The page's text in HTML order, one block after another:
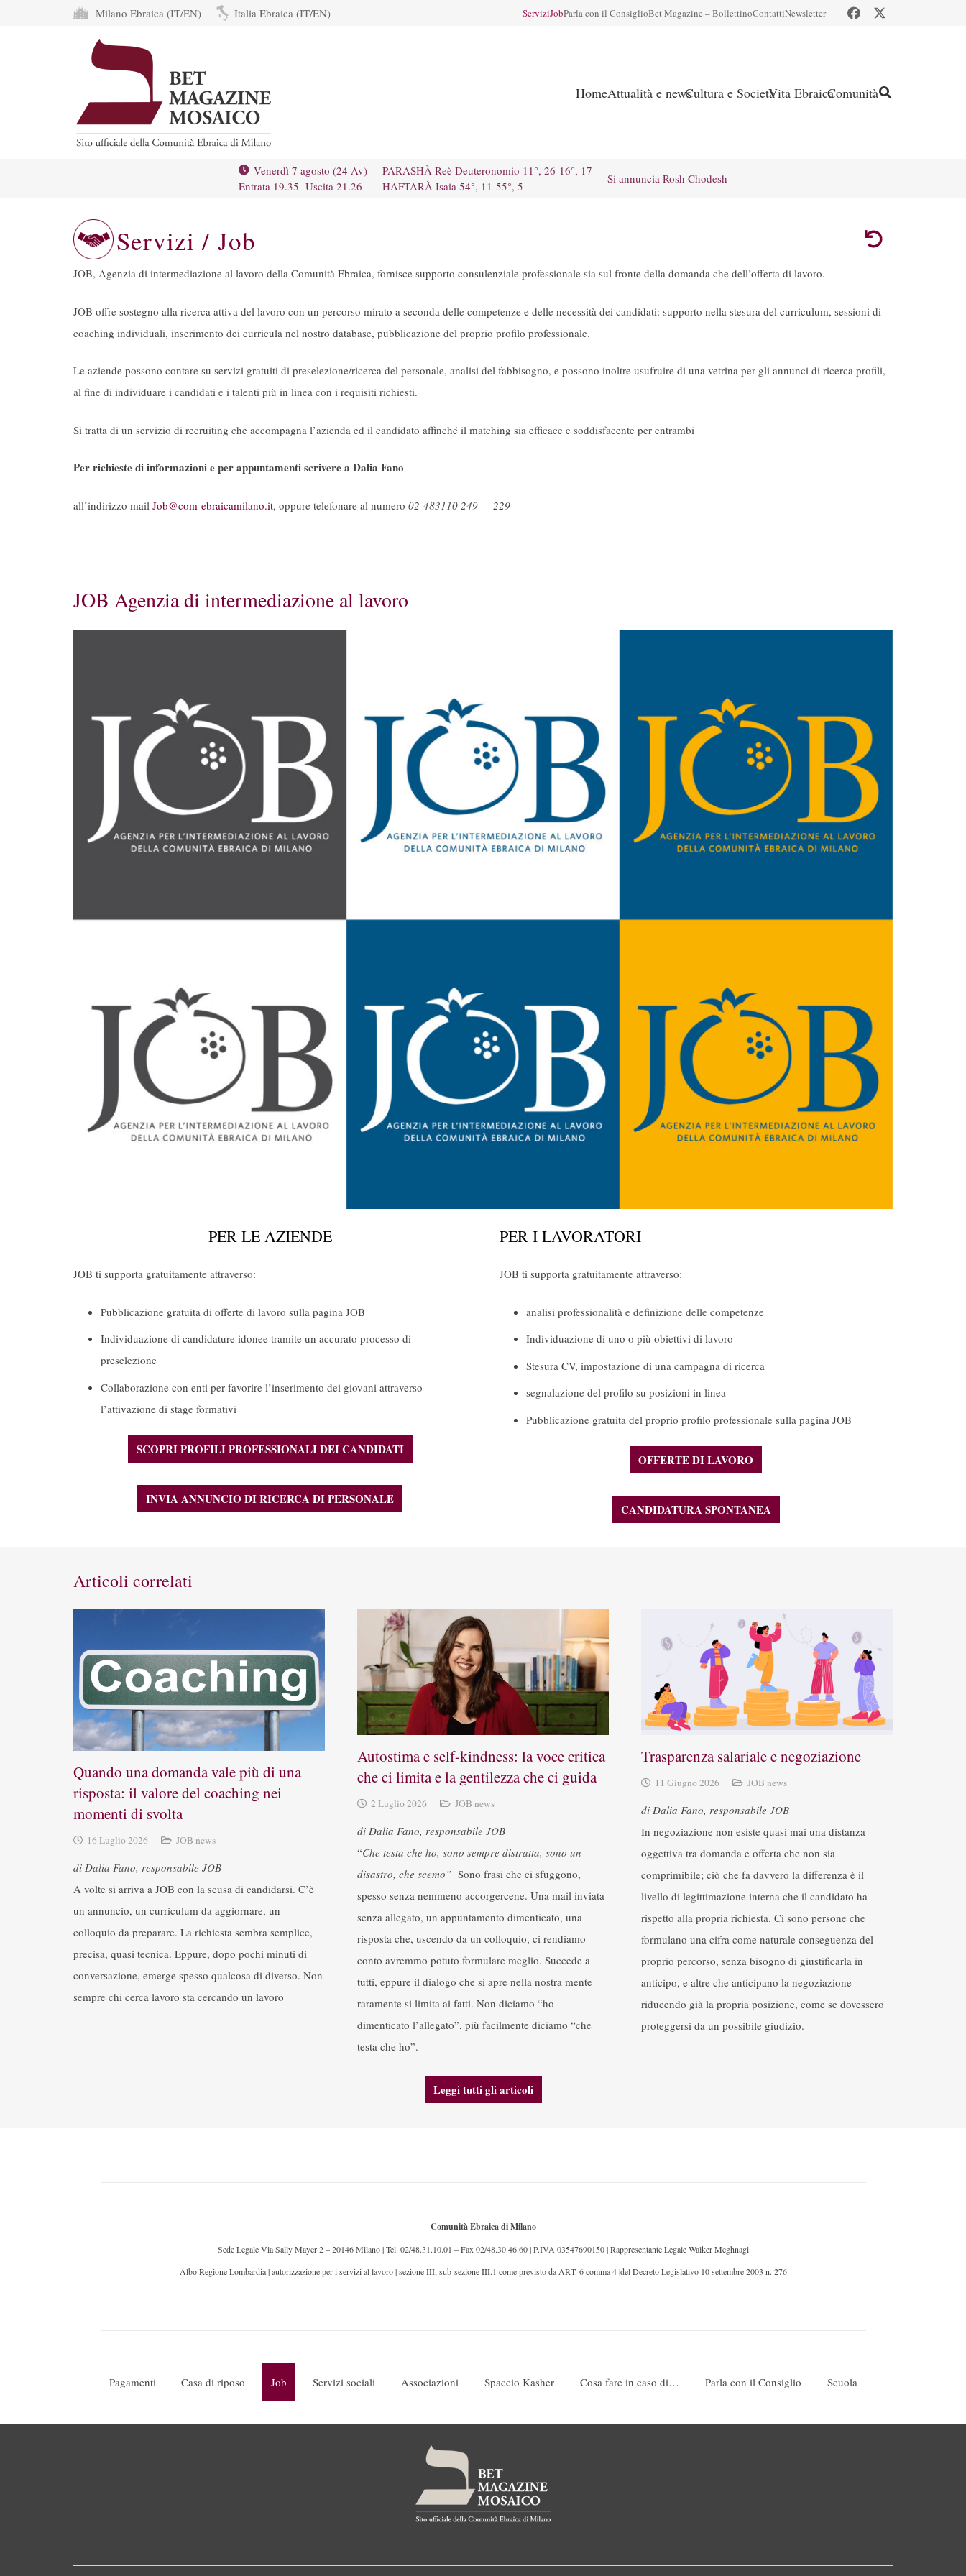
Milano Ebraica (IT/EN) Italia Ebraica (IT/EN) ServiziJobParla con il ConsiglioBet Magazine – BollettinoContattiNewsletter
HomeAttualità e newsCultura e SocietàVita EbraicaComunità
Venerdì 7 agosto (24 Av)
Entrata 19.35- Uscita 21.26
PARASHÀ Reè Deuteronomio 11°, 26-16°, 17
HAFTARÀ Isaia 54°, 11-55°, 5
Si annuncia Rosh Chodesh
Servizi / Job
JOB, Agenzia di intermediazione al lavoro della Comunità Ebraica, fornisce supporto consulenziale professionale sia sul fronte della domanda che dell’offerta di lavoro.
JOB offre sostegno alla ricerca attiva del lavoro con un percorso mirato a seconda delle competenze e delle necessità dei candidati: supporto nella stesura del curriculum, sessioni di
coaching individuali, inserimento dei curricula nel nostro database, pubblicazione del proprio profilo professionale.
Le aziende possono contare su servizi gratuiti di preselezione/ricerca del personale, analisi del fabbisogno, e possono inoltre usufruire di una vetrina per gli annunci di ricerca profili,
al fine di individuare i candidati e i talenti più in linea con i requisiti richiesti.
Si tratta di un servizio di recruiting che accompagna l’azienda ed il candidato affinché il matching sia efficace e soddisfacente per entrambi
Per richieste di informazioni e per appuntamenti scrivere a Dalia Fano
all’indirizzo mail Job@com-ebraicamilano.it, oppure telefonare al numero 02-483110 249 – 229
JOB Agenzia di intermediazione al lavoro
PER LE AZIENDE
JOB ti supporta gratuitamente attraverso:
Pubblicazione gratuita di offerte di lavoro sulla pagina JOB
Individuazione di candidature idonee tramite un accurato processo di
preselezione
Collaborazione con enti per favorire l’inserimento dei giovani attraverso
l’attivazione di stage formativi
SCOPRI PROFILI PROFESSIONALI DEI CANDIDATI
INVIA ANNUNCIO DI RICERCA DI PERSONALE
PER I LAVORATORI
JOB ti supporta gratuitamente attraverso:
analisi professionalità e definizione delle competenze
Individuazione di uno o più obiettivi di lavoro
Stesura CV, impostazione di una campagna di ricerca
segnalazione del profilo su posizioni in linea
Pubblicazione gratuita del proprio profilo professionale sulla pagina JOB
OFFERTE DI LAVORO
CANDIDATURA SPONTANEA
Articoli correlati
Quando una domanda vale più di una
risposta: il valore del coaching nei
momenti di svolta
16 Luglio 2026 JOB news
di Dalia Fano, responsabile JOB
A volte si arriva a JOB con la scusa di candidarsi. C’è
un annuncio, un curriculum da aggiornare, un
colloquio da preparare. La richiesta sembra semplice,
precisa, quasi tecnica. Eppure, dopo pochi minuti di
conversazione, emerge spesso qualcosa di diverso. Non
sempre chi cerca lavoro sta cercando un lavoro
Autostima e self-kindness: la voce critica
che ci limita e la gentilezza che ci guida
2 Luglio 2026 JOB news
di Dalia Fano, responsabile JOB
“Che testa che ho, sono sempre distratta, sono un
disastro, che scemo” Sono frasi che ci sfuggono,
spesso senza nemmeno accorgercene. Una mail inviata
senza allegato, un appuntamento dimenticato, una
risposta che, uscendo da un colloquio, ci rendiamo
conto avremmo potuto formulare meglio. Succede a
tutti, eppure il dialogo che si apre nella nostra mente
raramente si limita ai fatti. Non diciamo “ho
dimenticato l’allegato”, più facilmente diciamo “che
testa che ho”.
Trasparenza salariale e negoziazione
11 Giugno 2026 JOB news
di Dalia Fano, responsabile JOB
In negoziazione non esiste quasi mai una distanza
oggettiva tra domanda e offerta che non sia
comprimibile; ciò che fa davvero la differenza è il
livello di legittimazione interna che il candidato ha
rispetto alla propria richiesta. Ci sono persone che
formulano una cifra come naturale conseguenza del
proprio percorso, senza bisogno di giustificarla in
anticipo, e altre che anticipano la negoziazione
riducendo già la propria posizione, come se dovessero
proteggersi da un possibile giudizio.
Leggi tutti gli articoli
Comunità Ebraica di Milano
Sede Legale Via Sally Mayer 2 – 20146 Milano | Tel. 02/48.31.10.01 – Fax 02/48.30.46.60 | P.IVA 03547690150 | Rappresentante Legale Walker Meghnagi
Albo Regione Lombardia | autorizzazione per i servizi al lavoro | sezione III, sub-sezione III.1 come previsto da ART. 6 comma 4 |del Decreto Legislativo 10 settembre 2003 n. 276
Pagamenti Casa di riposo Job Servizi sociali Associazioni Spaccio Kasher Cosa fare in caso di… Parla con il Consiglio Scuola